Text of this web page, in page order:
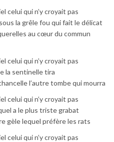
celui qui n’y croyait pas
la grêle fou qui fait le délicat
au cœur du commun
celui qui n’y croyait pas
la sentinelle tira
l’autre tombe qui mourra
celui qui n’y croyait pas
a le plus triste grabat
gèle lequel préfère les rats
celui qui n’y croyait pas